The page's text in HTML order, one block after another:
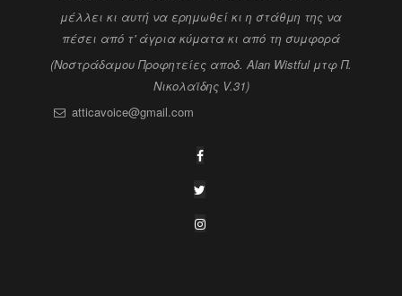
μέλλει κι αυτή να ερημωθεί κι η στάθμη της να
πέσει από τ' άγρια κύματα κι από τη συμφορά
(Νοστράδαμου Προφητείες αποδ. Alan Wistful μτφ Π.
Νικολαϊδης V.31)
atticavoice@gmail.com